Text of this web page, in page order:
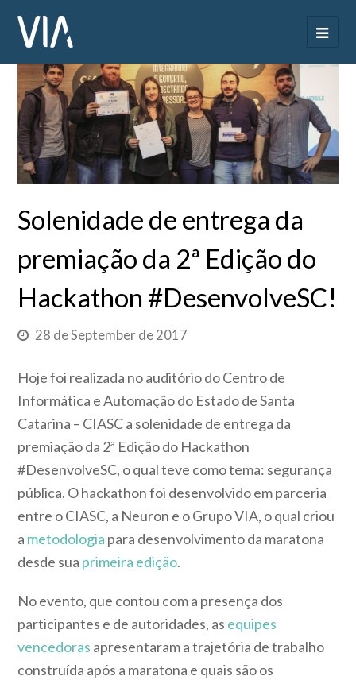
Solenidade de entrega da
premiação da 2ª Edição do
Hackathon #DesenvolveSC!
28 de September de 2017
Hoje foi realizada no auditório do Centro de
Informática e Automação do Estado de Santa
Catarina – CIASC a solenidade de entrega da
premiação da 2ª Edição do Hackathon
#DesenvolveSC, o qual teve como tema: segurança
pública. O hackathon foi desenvolvido em parceria
entre o CIASC, a Neuron e o Grupo VIA, o qual criou
a metodologia para desenvolvimento da maratona
desde sua primeira edição.
No evento, que contou com a presença dos
participantes e de autoridades, as equipes
vencedoras apresentaram a trajetória de trabalho
construída após a maratona e quais são os